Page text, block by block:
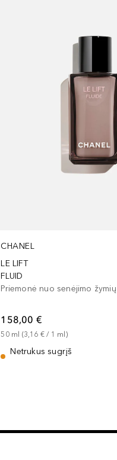
CHANEL
LE LIFT
FLUID
Priemonė nuo senėjimo žymių
158,00 €
50 ml (3,16 € / 1 ml )
Netrukus sugrįš